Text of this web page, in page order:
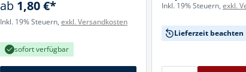
ab 1,80 €*
Inkl. 19% Steuern, exkl. Versandkosten
sofort verfügbar
Inkl. 19% Steuern, exkl.
Lieferzeit beachten